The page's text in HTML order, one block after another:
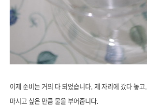
이제 준비는 거의 다 되었습니다. 제 자리에 갔다 놓고...
마시고 싶은 만큼 물을 부어줍니다.